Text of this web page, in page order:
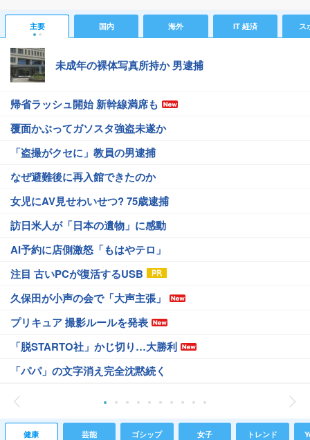
主要 国内 海外 IT 経済 ス
未成年の裸体写真所持か 男逮捕
帰省ラッシュ開始 新幹線満席も
覆面かぶってガソスタ強盗未遂か
「盗撮がクセに」教員の男逮捕
なぜ避難後に再入館できたのか
女児にAV見せわいせつ? 75歳逮捕
訪日米人が「日本の遺物」に感動
AI予約に店側激怒「もはやテロ」
注目 古いPCが復活するUSB
久保田が小声の会で「大声主張」
プリキュア 撮影ルールを発表
「脱STARTO社」かじ切り…大勝利
「パパ」の文字消え完全沈黙続く
健康 芸能 ゴシップ 女子 トレンド